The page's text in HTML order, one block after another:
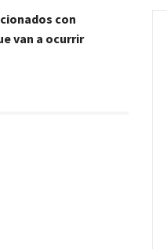
con
van a ocurrir